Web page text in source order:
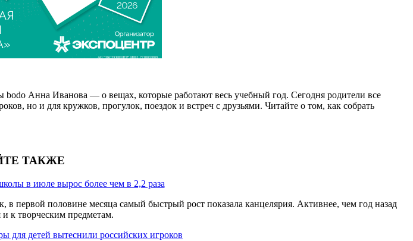
АО "ЭКСПОЦЕНТР" ИНН: 7718033809
bodo Анна Иванова — о вещах, которые работают весь учебный год. Сегодня родители все
но и для кружков, прогулок, поездок и встреч с друзьями. Читайте о том, как собрать
ТАКЖЕ
в июле вырос более чем в 2,2 раза
первой половине месяца самый быстрый рост показала канцелярия. Активнее, чем год назад
к творческим предметам.
для детей вытеснили российских игроков